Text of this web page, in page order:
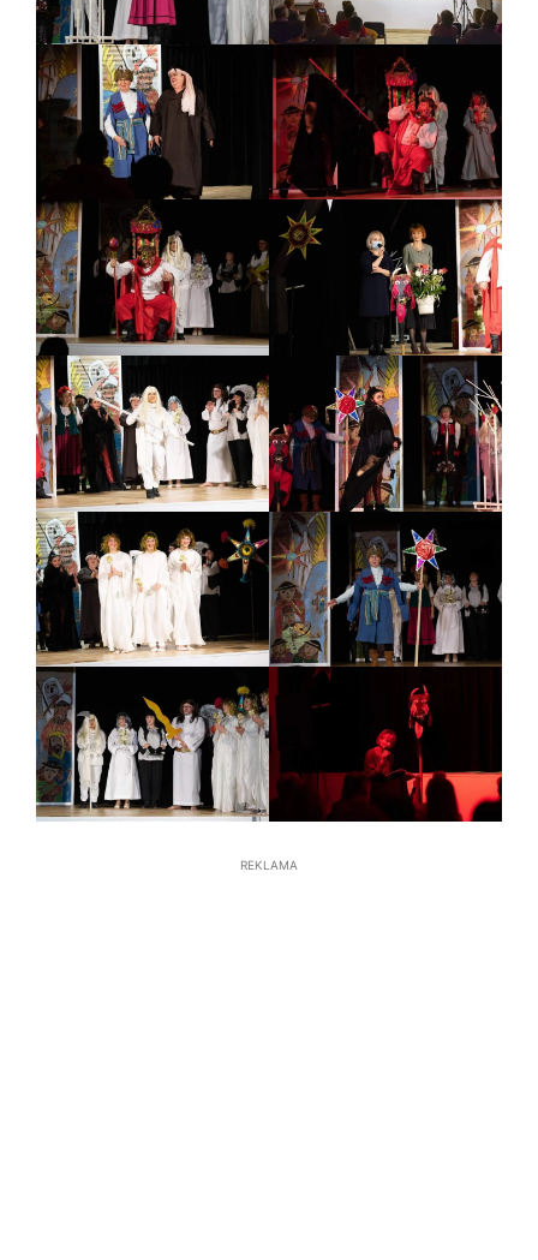
REKLAMA